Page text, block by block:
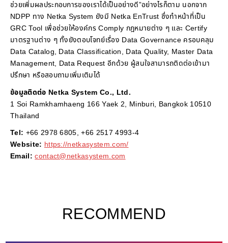
ช่วยเพิ่มผลประกอบการของเราได้เป็นอย่างดี”อย่างไรก็ตาม นอกจาก
NDPP ทาง Netka System ยังมี Netka EnTrust ซึ่งทำหน้าที่เป็น
GRC Tool เพื่อช่วยให้องค์กร Comply กฎหมายต่าง ๆ และ Certify
มาตรฐานต่าง ๆ ทั้งยังตอบโจทย์เรื่อง Data Governance ครอบคลุม
Data Catalog, Data Classification, Data Quality, Master Data
Management, Data Request อีกด้วย ผู้สนใจสามารถติดต่อเข้ามา
ปรึกษา หรือสอบถามเพิ่มเติมได้
ข้อมูลติดต่อ Netka System Co., Ltd.
1 Soi Ramkhamhaeng 166 Yaek 2, Minburi, Bangkok 10510
Thailand
Tel: +66 2978 6805, +66 2517 4993-4
Website: https://netkasystem.com/
Email: contact@netkasystem.com
RECOMMEND